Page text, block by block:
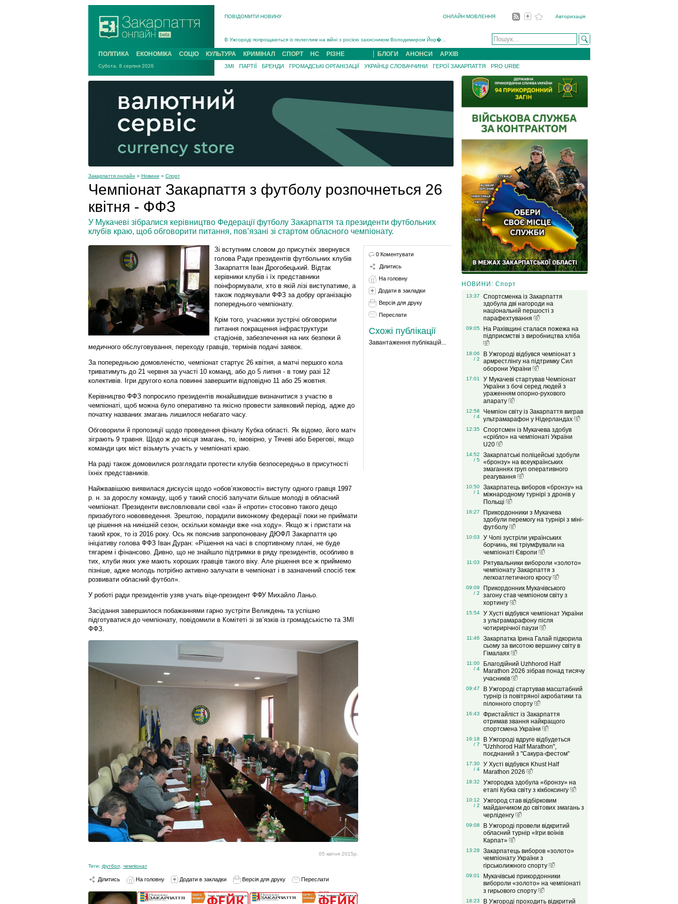
ПОВІДОМИТИ НОВИНУ ОНЛАЙН МОВЛЕННЯ Авторизація
В Ужгороді попрощаються із полеглим на війні з росією захисником Володимиром Йор�...
В Ужгороді 5 серпня попрощаються із захисником Богданом Югасом, який два роки �...
Підтвердили загибель захисника із Нанкова на Хустщині Юліана Гербея (ФОТО)[/gree...
На війні з рф поліг військовий з Виноградова Ігнат Роздяловський (ФОТО)...
На Хустщині внаслідок ДТП за участі трьох авто постраждали 13 людей (ФОТО)...
Інструктора районного ТЦК на Закарпатті судитимуть за обвинувачен...
ПОЛІТИКА ЕКОНОМІКА СОЦІО КУЛЬТУРА КРИМІНАЛ СПОРТ НС РІЗНЕ БЛОГИ АНОНСИ АРХІВ
Субота, 8 серпня 2026 ЗМІ ПАРТІЇ БРЕНДИ ГРОМАДСЬКІ ОРГАНІЗАЦІЇ УКРАЇНЦІ СЛОВАЧЧИНИ ГЕРОЇ ЗАКАРПАТТЯ PRO URBE
Закарпаття онлайн » Новини » Спорт
Чемпіонат Закарпаття з футболу розпочнеться 26
квітня - ФФЗ
У Мукачеві зібралися керівництво Федерації футболу Закарпаття та президенти футбольних
клубів краю, щоб обговорити питання, пов’язані зі стартом обласного чемпіонату.
Зі вступним словом до присутніх звернувся
голова Ради президентів футбольних клубів
Закарпаття Іван Дрогобецький. Відтак
керівники клубів і їх представники
поінформували, хто в якій лізі виступатиме, а
також подякували ФФЗ за добру організацію
попереднього чемпіонату.
Крім того, учасники зустрічі обговорили
питання покращення інфраструктури
стадіонів, забезпечення на них безпеки й
медичного обслуговування, переходу гравців, термінів подачі заявок.
За попередньою домовленістю, чемпіонат стартує 26 квітня, а матчі першого кола
триватимуть до 21 червня за участі 10 команд, або до 5 липня - в тому разі 12
колективів. Ігри другого кола повинні завершити відповідно 11 або 25 жовтня.
Керівництво ФФЗ попросило президентів якнайшвидше визначитися з участю в
чемпіонаті, щоб можна було оперативно та якісно провести заявковий період, адже до
початку названих змагань лишилося небагато часу.
Обговорили й пропозиції щодо проведення фіналу Кубка області. Як відомо, його матч
зіграють 9 травня. Щодо ж до місця змагань, то, імовірно, у Тячеві або Берегові, якщо
команди цих міст візьмуть участь у чемпіонаті краю.
На раді також домовилися розглядати протести клубів безпосередньо в присутності
їхніх представників.
Найжвавішою виявилася дискусія щодо «обов’язковості» виступу одного гравця 1997
р. н. за дорослу команду, щоб у такий спосіб залучати більше молоді в обласний
чемпіонат. Президенти висловлювали свої «за» й «проти» стосовно такого дещо
призабутого нововведення. Зрештою, порадили виконкому федерації поки не приймати
це рішення на нинішній сезон, оскільки команди вже «на ходу». Якщо ж і пристати на
такий крок, то із 2016 року. Ось як пояснив запропоновану ДЮФЛ Закарпаття цю
ініціативу голова ФФЗ Іван Дуран: «Рішення на часі в спортивному плані, не буде
тягарем і фінансово. Дивно, що не знайшло підтримки в ряду президентів, особливо в
тих, клуби яких уже мають хороших гравців такого віку. Але рішення все ж приймемо
пізніше, адже молодь потрібно активно залучати в чемпіонат і в зазначений спосіб теж
розвивати обласний футбол».
У роботі ради президентів узяв учать віце-президент ФФУ Михайло Ланьо.
Засідання завершилося побажаннями гарно зустріти Великдень та успішно
підготуватися до чемпіонату, повідомили в Комітеті зі зв’язків із громадськістю та ЗМІ
ФФЗ.
05 квітня 2015р.
Теги: футбол, чемпіонат
Ділитись На головну Додати в закладки Версія для друку Переслати
0 Коментувати
Ділитись
На головну
Додати в закладки
Версія для друку
Переслати
Схожі публікації
Завантаження публікацій...
НОВИНИ: Спорт
13:37
Спортсменка із Закарпаття
здобула дві нагороди на
національній першості з
парафехтування
09:05
На Рахівщині сталася пожежа на
підприємстві з виробництва хліба
18:06
/ 2
В Ужгороді відбувся чемпіонат з
армрестлінгу на підтримку Сил
оборони України
17:01
У Мукачеві стартував Чемпіонат
України з бочі серед людей з
ураженням опорно-рухового
апарату
12:58
/ 4
Чемпіон світу із Закарпаття виграв
ультрамарафон у Нідерландах
12:35
Спортсмен із Мукачева здобув
«срібло» на чемпіонаті України
U20
14:52
/ 5
Закарпатські поліцейські здобули
«бронзу» на всеукраїнських
змаганнях груп оперативного
реагування
10:50
/ 1
Закарпатець виборов «бронзу» на
міжнародному турнірі з дронів у
Польщі
16:27
Прикордонники з Мукачева
здобули перемогу на турнірі з міні-
футболу
10:03
У Чопі зустріли українських
борчинь, які тріумфували на
чемпіонаті Європи
11:03
Рятувальники вибороли «золото»
чемпіонату Закарпаття з
легкоатлетичного кросу
09:09
/ 2
Прикордонник Мукачівського
загону став чемпіоном світу з
хортингу
15:54
У Хусті відбувся чемпіонат України
з ультрамарафону після
чотирирічної паузи
11:46
Закарпатка Ірина Галай підкорила
сьому за висотою вершину світу в
Гімалаях
11:00
/ 4
Благодійний Uzhhorod Half
Marathon 2026 зібрав понад тисячу
учасників
09:47
В Ужгороді стартував масштабний
турнір із повітряної акробатики та
пілонного спорту
16:43
Фристайліст із Закарпаття
отримав звання найкращого
спортсмена України
16:18
/ 7
В Ужгороді вдруге відбудеться
"Uzhhorod Half Marathon",
поєднаний з "Сакура-фестом"
17:30
/ 4
У Хусті відбувся Khust Half
Marathon 2026
18:32
Ужгородка здобула «бронзу» на
етапі Кубка світу з кікбоксингу
10:12
/ 2
Ужгород став відбірковим
майданчиком до світових змагань з
черліденгу
09:08
В Ужгороді провели відкритий
обласний турнір «Ігри воїнів
Карпат»
13:28
Закарпатець виборов «золото»
чемпіонату України з
гірськолижного спорту
09:01
Мукачівські прикордонники
вибороли «золото» на чемпіонаті
з гирьового спорту
18:23
В Ужгороді проходить відкритий